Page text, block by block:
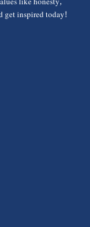
like honesty,
get inspired today!